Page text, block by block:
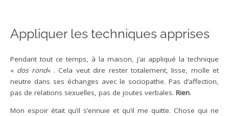
Appliquer les techniques apprises
Pendant tout ce temps, à la maison, j’ai appliqué la technique
« dos rond« . Cela veut dire rester totalement, lisse, molle et
neutre dans ses échanges avec le sociopathe. Pas d’affection,
pas de relations sexuelles, pas de joutes verbales. Rien.
Mon espoir était qu’il s’ennuie et qu’il me quitte. Chose qui ne